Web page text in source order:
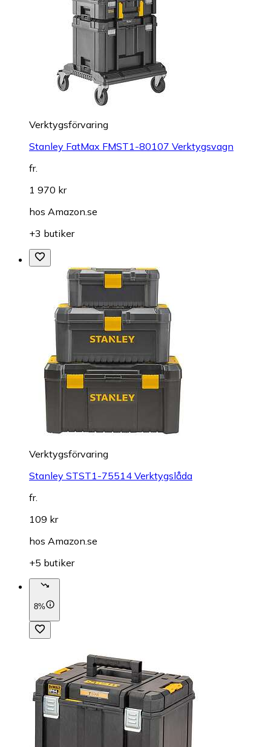
Verktygsförvaring
Stanley FatMax FMST1-80107 Verktygsvagn
fr.
1 970 kr
hos Amazon.se
+3 butiker
Verktygsförvaring
Stanley STST1-75514 Verktygslåda
fr.
109 kr
hos Amazon.se
+5 butiker
8%